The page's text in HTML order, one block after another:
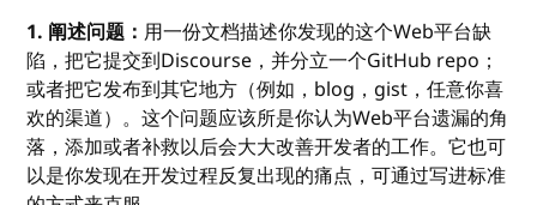
1. 阐述问题：用一份文档描述你发现的这个Web平台缺
陷，把它提交到Discourse，并分立一个GitHub repo；
或者把它发布到其它地方（例如，blog，gist，任意你喜
欢的渠道）。这个问题应该所是你认为Web平台遗漏的角
落，添加或者补救以后会大大改善开发者的工作。它也可
以是你发现在开发过程反复出现的痛点，可通过写进标准